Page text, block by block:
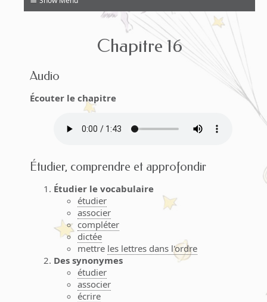
Chapitre 16
Audio
Écouter le chapitre
Étudier, comprendre et approfondir
Étudier le vocabulaire
étudier
associer
compléter
dictée
mettre les lettres dans l'ordre
Des synonymes
étudier
associer
écrire